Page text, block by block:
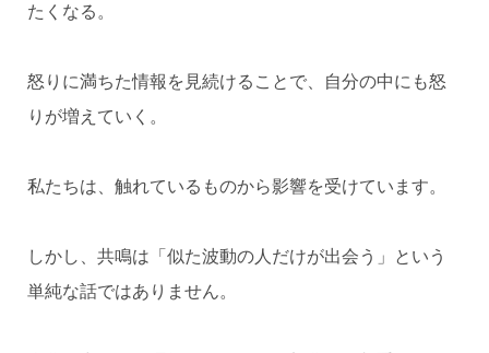
たくなる。
怒りに満ちた情報を見続けることで、自分の中にも怒
りが増えていく。
私たちは、触れているものから影響を受けています。
しかし、共鳴は「似た波動の人だけが出会う」という
単純な話ではありません。